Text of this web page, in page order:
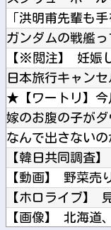
【ホロライブ】